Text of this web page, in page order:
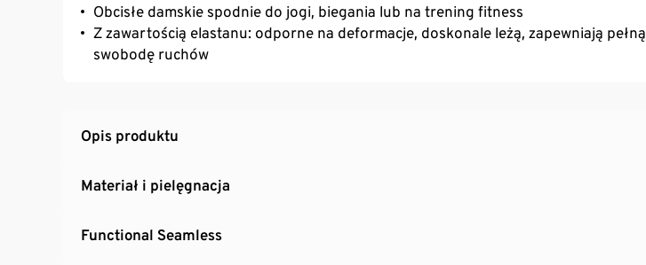
Obcisłe damskie spodnie do jogi, biegania lub na trening fitness
Z zawartością elastanu: odporne na deformacje, doskonale leżą, zapewniają pełną
swobodę ruchów
Opis produktu
Materiał i pielęgnacja
Functional Seamless